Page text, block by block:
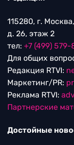
115280, г.
д. 26, этаж 2
тел: +7 (499)
Для общих
Редакция RTVI:
Маркетинг/PR:
Реклама RTVI:
Партнерские
Достойные